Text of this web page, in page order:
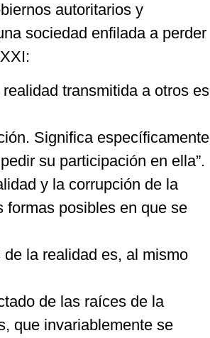
autoritarios y
sociedad enfilada a perder
transmitida a otros es
Significa específicamente
su participación en ella”.
y la corrupción de la
formas posibles en que se
la realidad es, al mismo
de las raíces de la
que invariablemente se